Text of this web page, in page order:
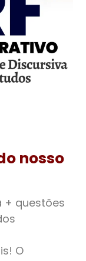
nosso
+ questões
O